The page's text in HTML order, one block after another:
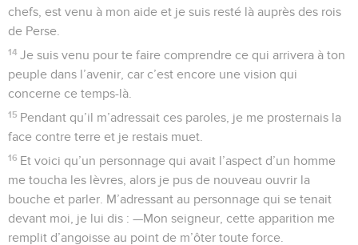
chefs, est venu à mon aide et je suis resté là auprès des rois
de Perse.
14 Je suis venu pour te faire comprendre ce qui arrivera à ton
peuple dans l’avenir, car c’est encore une vision qui
concerne ce temps-là.
15 Pendant qu’il m’adressait ces paroles, je me prosternais la
face contre terre et je restais muet.
16 Et voici qu’un personnage qui avait l’aspect d’un homme
me toucha les lèvres, alors je pus de nouveau ouvrir la
bouche et parler. M’adressant au personnage qui se tenait
devant moi, je lui dis : —Mon seigneur, cette apparition me
remplit d’angoisse au point de m’ôter toute force.